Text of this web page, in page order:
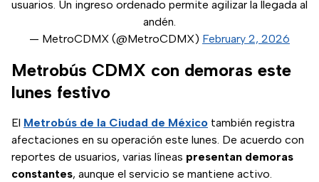
usuarios. Un ingreso ordenado permite agilizar la llegada al
andén.
— MetroCDMX (@MetroCDMX) February 2, 2026
Metrobús CDMX con demoras este
lunes festivo
El Metrobús de la Ciudad de México también registra
afectaciones en su operación este lunes. De acuerdo con
reportes de usuarios, varias líneas presentan demoras
constantes, aunque el servicio se mantiene activo.